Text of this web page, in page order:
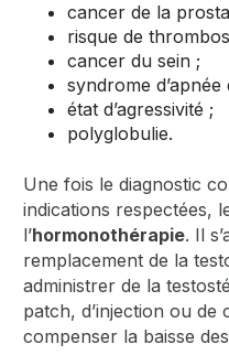
cancer de la
risque de
cancer du sein ;
syndrome d’apnée
état d’agressivité ;
polyglobulie.
Une fois le diagnostic
indications respectées,
l’hormonothérapie. Il
remplacement de la
administrer de la
patch, d’injection ou de
compenser la baisse